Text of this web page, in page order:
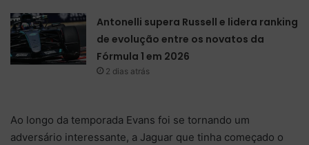
Antonelli supera Russell e lidera ranking
de evolução entre os novatos da
Fórmula 1 em 2026
2 dias atrás
Ao longo da temporada Evans foi se tornando um
adversário interessante, a Jaguar que tinha começado o